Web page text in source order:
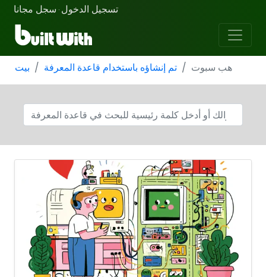
تسجيل الدخول · سجل مجانا
بيت تم إنشاؤه باستخدام قاعدة المعرفة هب سبوت